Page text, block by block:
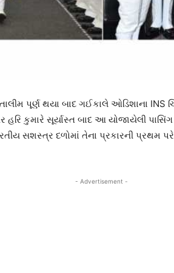
પૂર્ણ થયા બાદ ગઈકાલે ઓડિશાના INS
કુમારે સૂર્યાસ્ત બાદ આ યોજાયેલી
સશસ્ત્ર દળોમાં તેના પ્રકારની પ્રથમ
- Advertisement -